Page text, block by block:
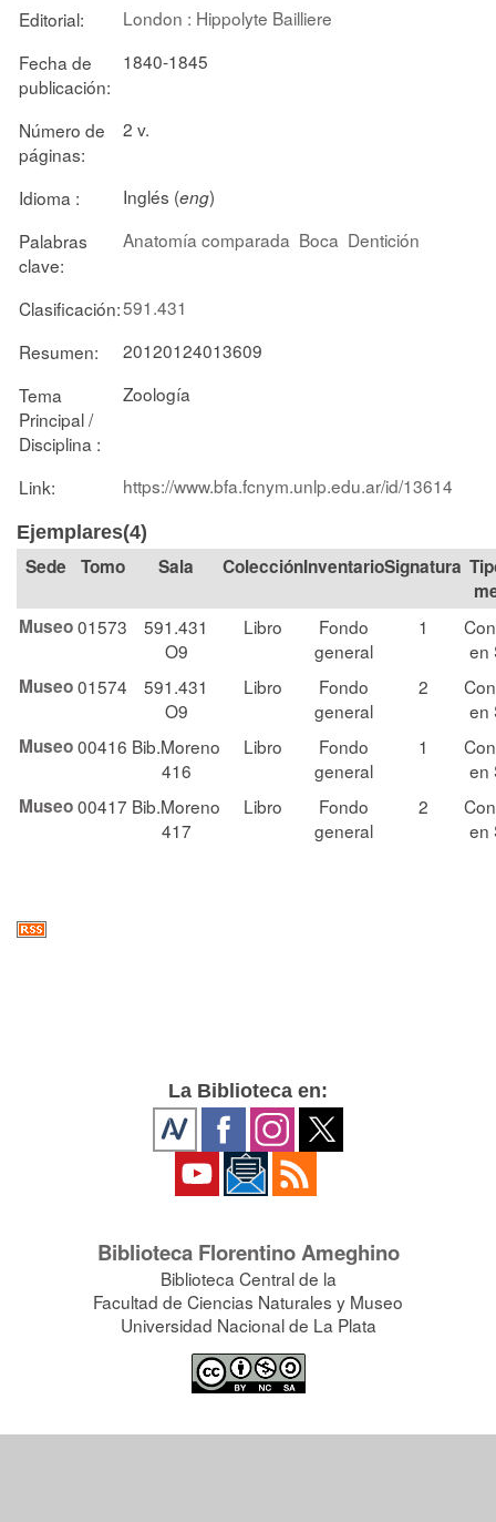
Editorial:
London : Hippolyte Bailliere
Fecha de
publicación:
1840-1845
Número de
páginas:
2 v.
Idioma : Inglés (eng)
Palabras
clave:
Anatomía comparada Boca Dentición
Clasificación:591.431
Resumen:
20120124013609
Tema
Principal /
Disciplina :
Zoología
Link: https://www.bfa.fcnym.unlp.edu.ar/id/13614
Ejemplares(4)
Tomo Sala Colección Signatura
Museo01573
591.431
O9
Libro
Fondo
general
1
en
Museo01574
591.431
O9
Libro
Fondo
general
2
en
Museo00416 Bib.Moreno
416
Libro
Fondo
general
1
en
Museo00417 Bib.Moreno
417
Libro
Fondo
general
2
en
La Biblioteca en:
Biblioteca Florentino Ameghino
Biblioteca Central de la
Facultad de Ciencias Naturales y Museo
Universidad Nacional de La Plata